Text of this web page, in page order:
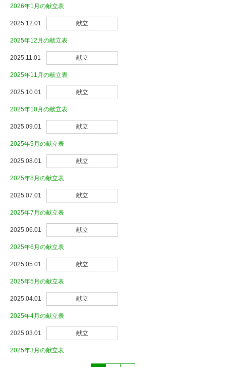
2026年1月の献立表
2025.12.01 献立
2025年12月の献立表
2025.11.01 献立
2025年11月の献立表
2025.10.01 献立
2025年10月の献立表
2025.09.01 献立
2025年9月の献立表
2025.08.01 献立
2025年8月の献立表
2025.07.01 献立
2025年7月の献立表
2025.06.01 献立
2025年6月の献立表
2025.05.01 献立
2025年5月の献立表
2025.04.01 献立
2025年4月の献立表
2025.03.01 献立
2025年3月の献立表